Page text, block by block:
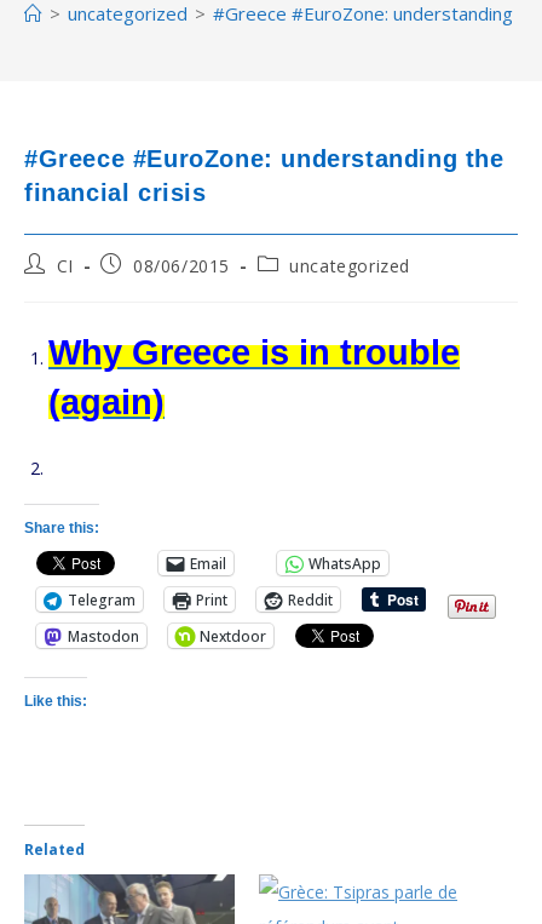
> uncategorized > #Greece #EuroZone: understanding
#Greece #EuroZone: understanding the
financial crisis
PostCI
Post08/06/2015
Postuncategorized
Why Greece is in trouble
(again)
Share this:
Email
WhatsApp
Telegram
Print
Reddit
Mastodon
Nextdoor
Like this:
Related